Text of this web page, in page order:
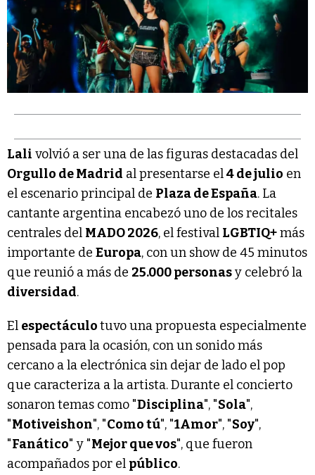
Lali volvió a ser una de las figuras destacadas del
Orgullo de Madrid al presentarse el4 de julio en
el escenario principal de Plaza de España. La
cantante argentina encabezó uno de los recitales
centrales del MADO 2026, el festival LGBTIQ+más
importante de Europa, con un show de 45 minutos
que reunió a más de 25.000 personasy celebró la
diversidad.
El espectáculotuvo una propuesta especialmente
pensada para la ocasión, con un sonido más
cercano a la electrónica sin dejar de lado el pop
que caracteriza a la artista. Durante el concierto
sonaron temas como "Disciplina", "Sola",
"Motiveishon", "Como tú", "1Amor", "Soy",
"Fanático" y "Mejor que vos", que fueron
acompañados por el público.